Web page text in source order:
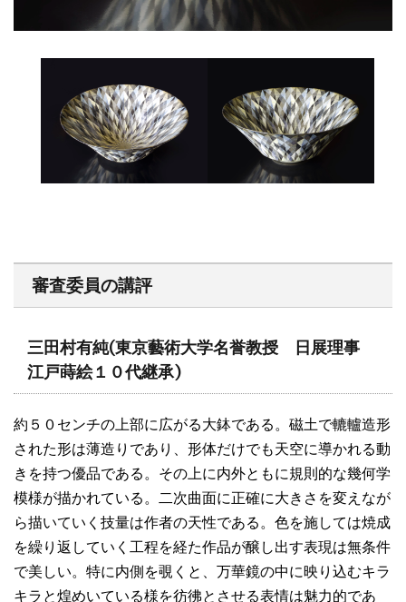
審査委員の講評
三田村有純(東京藝術大学名誉教授 日展理事
江戸蒔絵１０代継承)
約５０センチの上部に広がる大鉢である。磁土で轆轤造形
された形は薄造りであり、形体だけでも天空に導かれる動
きを持つ優品である。その上に内外ともに規則的な幾何学
模様が描かれている。二次曲面に正確に大きさを変えなが
ら描いていく技量は作者の天性である。色を施しては焼成
を繰り返していく工程を経た作品が醸し出す表現は無条件
で美しい。特に内側を覗くと、万華鏡の中に映り込むキラ
キラと煌めいている様を彷彿とさせる表情は魅力的であ